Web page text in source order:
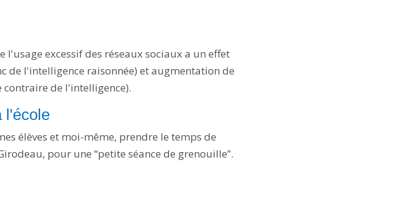
l'usage excessif des réseaux sociaux a un effet
de l'intelligence raisonnée) et augmentation de
de l'intelligence).
l'école
élèves et moi-même, prendre le temps de
pour une “petite séance de grenouille”.